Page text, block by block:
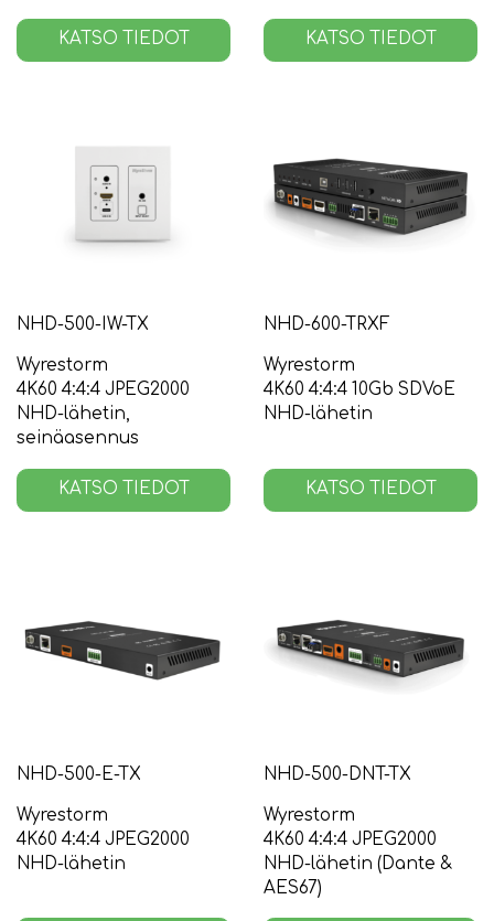
KATSO TIEDOT KATSO TIEDOT
NHD-500-IW-TX
Wyrestorm
4K60 4:4:4 JPEG2000
NHD-lähetin,
seinäasennus
KATSO TIEDOT
NHD-600-TRXF
Wyrestorm
4K60 4:4:4 10Gb SDVoE
NHD-lähetin
KATSO TIEDOT
NHD-500-E-TX
Wyrestorm
4K60 4:4:4 JPEG2000
NHD-lähetin
NHD-500-DNT-TX
Wyrestorm
4K60 4:4:4 JPEG2000
NHD-lähetin (Dante &
AES67)